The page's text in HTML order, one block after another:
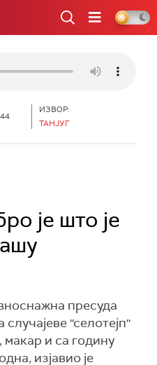
ИЗВОР:
ТАНЈУГ
је што је
пресуда
''селотејп''
и са годину
изјавио је